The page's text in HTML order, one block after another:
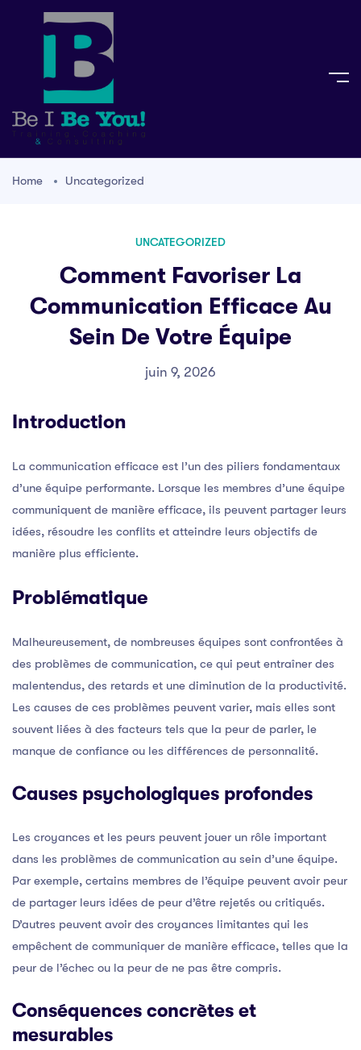
Home Uncategorized
UNCATEGORIZED
Comment Favoriser La
Communication Efficace Au
Sein De Votre Équipe
juin 9, 2026
Introduction
La communication efficace est l’un des piliers fondamentaux
d’une équipe performante. Lorsque les membres d’une équipe
communiquent de manière efficace, ils peuvent partager leurs
idées, résoudre les conflits et atteindre leurs objectifs de
manière plus efficiente.
Problématique
Malheureusement, de nombreuses équipes sont confrontées à
des problèmes de communication, ce qui peut entraîner des
malentendus, des retards et une diminution de la productivité.
Les causes de ces problèmes peuvent varier, mais elles sont
souvent liées à des facteurs tels que la peur de parler, le
manque de confiance ou les différences de personnalité.
Causes psychologiques profondes
Les croyances et les peurs peuvent jouer un rôle important
dans les problèmes de communication au sein d’une équipe.
Par exemple, certains membres de l’équipe peuvent avoir peur
de partager leurs idées de peur d’être rejetés ou critiqués.
D’autres peuvent avoir des croyances limitantes qui les
empêchent de communiquer de manière efficace, telles que la
peur de l’échec ou la peur de ne pas être compris.
Conséquences concrètes et
mesurables